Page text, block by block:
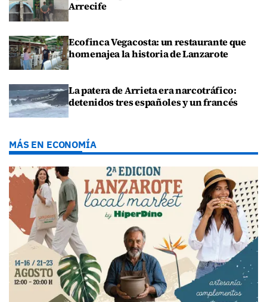
Arrecife
Ecofinca Vegacosta: un restaurante que
homenajea la historia de Lanzarote
La patera de Arrieta era narcotráfico:
detenidos tres españoles y un francés
MÁS EN ECONOMÍA